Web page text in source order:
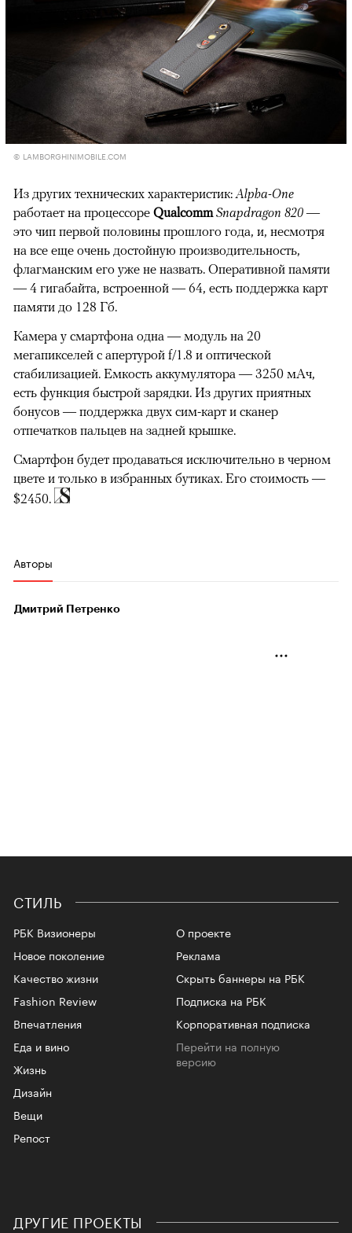
© LAMBORGHINIMOBILE.COM
Из других технических характеристик:Alpha-One
работает на процессоре Qualcomm Snapdragon 820 —
это чип первой половины прошлого года, и, несмотря
на все еще очень достойную производительность,
флагманским его уже не назвать. Оперативной памяти
— 4 гигабайта, встроенной — 64, есть поддержка карт
памяти до 128 Гб.
Камера у смартфона одна — модуль на 20
мегапикселей с апертурой f/1.8 и оптической
стабилизацией. Емкость аккумулятора — 3250 мАч,
есть функция быстрой зарядки. Из других приятных
бонусов — поддержка двух сим-карт и сканер
отпечатков пальцев на задней крышке.
Смартфон будет продаваться исключительно в черном
цвете и только в избранных бутиках. Его стоимость —
$2450.
Авторы
Дмитрий Петренко
СТИЛЬ
РБК Визионеры
Новое поколение
Качество жизни
Fashion Review
Впечатления
Еда и вино
Жизнь
Дизайн
Вещи
Репост
О проекте
Реклама
Скрыть баннеры на РБК
Подписка на РБК
Корпоративная подписка
Перейти на полную
версию
ДРУГИЕ ПРОЕКТЫ